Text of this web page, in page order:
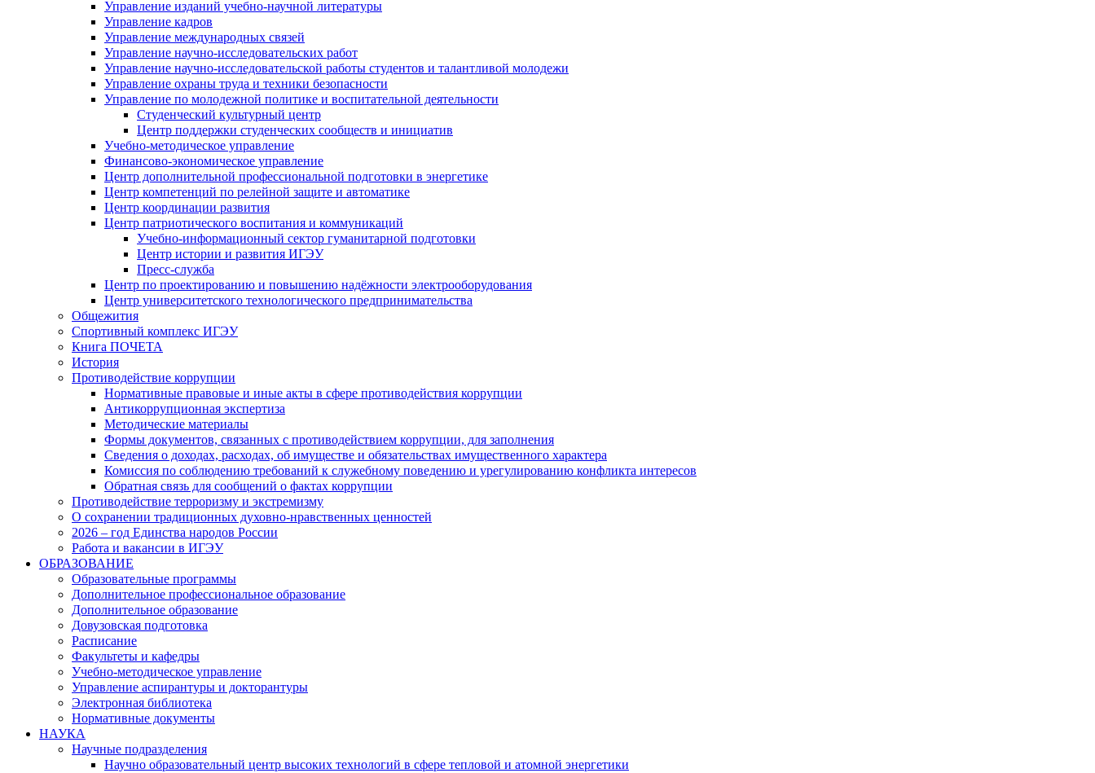
Управление изданий учебно-научной литературы
Упpавление кадpов
Управление международных связей
Управление научно-исследовательских работ
Управление научно-исследовательской работы студентов и талантливой молодежи
Управление охраны труда и техники безопасности
Управление по молодежной политике и воспитательной деятельности
Студенческий культурный центр
Центр поддержки студенческих сообществ и инициатив
Учебно-методическое управление
Финансово-экономическое управление
Центр дополнительной профессиональной подготовки в энергетике
Центр компетенций по релейной защите и автоматике
Центр координации развития
Центр патриотического воспитания и коммуникаций
Учебно-информационный сектор гуманитарной подготовки
Центр истории и развития ИГЭУ
Пресс-служба
Центр по проектированию и повышению надёжности электрооборудования
Центр университетского технологического предпринимательства
Общежития
Спортивный комплекс ИГЭУ
Книга ПОЧЕТА
История
Противодействие коррупции
Нормативные правовые и иные акты в сфере противодействия коррупции
Антикоррупционная экспертиза
Методические материалы
Формы документов, связанных с противодействием коррупции, для заполнения
Сведения о доходах, расходах, об имуществе и обязательствах имущественного характера
Комиссия по соблюдению требований к служебному поведению и урегулированию конфликта интересов
Обратная связь для сообщений о фактах коррупции
Противодействие терроризму и экстремизму
О сохранении традиционных духовно-нравственных ценностей
2026 – год Единства народов России
Работа и вакансии в ИГЭУ
ОБРАЗОВАНИЕ
Образовательные программы
Дополнительное профессиональное образование
Дополнительное образование
Довузовская подготовка
Расписание
Факультеты и кафедры
Учебно-методическое управление
Управление аспирантуры и докторантуры
Электронная библиотека
Нормативные документы
НАУКА
Научные подразделения
Научно образовательный центр высоких технологий в сфере тепловой и атомной энергетики